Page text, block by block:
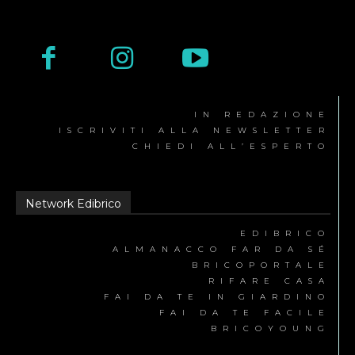
IN REDAZIONE
ISCRIVITI ALLA NEWSLETTER
CHIEDI ALL’ESPERTO
Network Edibrico
EDIBRICO
ALMANACCO FAR DA SÉ
BRICOPORTALE
RIFARE CASA
FAI DA TE IN GIARDINO
FAI DA TE FACILE
BRICOYOUNG